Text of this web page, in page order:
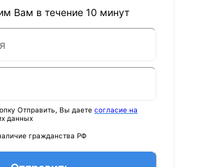
Вам в течение 10 минут
Отправить, Вы даете согласие на
данных
гражданства РФ